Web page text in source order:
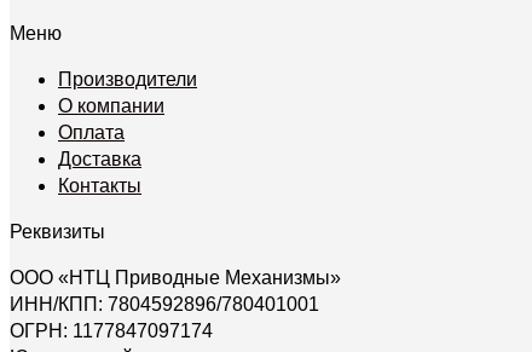
Меню
Производители
О компании
Оплата
Доставка
Контакты
Реквизиты
ООО «НТЦ Приводные Механизмы»
ИНН/КПП: 7804592896/780401001
ОГРН: 1177847097174